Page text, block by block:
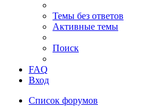
Темы без ответов
Активные темы
Поиск
FAQ
Вход
Список форумов